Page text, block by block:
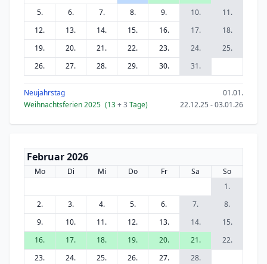
5.
6. 7. 8. 9. 10.
11.
12.
13. 14. 15. 16. 17.
18.
19.
20. 21. 22. 23. 24.
25.
26.
27. 28. 29. 30. 31.
Neujahrstag
01.01.
Weihnachtsferien 2025 (13+ 3 Tage) 22.12.25 - 03.01.26
Februar 2026
Mo Di Mi Do Fr Sa
So
1.
2.
3. 4. 5. 6. 7.
8.
9.
10. 11. 12. 13. 14.
15.
16.
17. 18. 19. 20. 21.
22.
23.
24. 25. 26. 27. 28.